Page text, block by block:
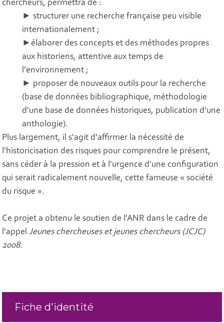
chercheurs, permettra de :
► structurer une recherche française peu visible
internationalement ;
►élaborer des concepts et des méthodes propres
aux historiens, attentive aux temps de
l'environnement ;
► proposer de nouveaux outils pour la recherche
(base de données bibliographique, méthodologie
d'une base de données historiques, publication d'une
anthologie).
Plus largement, il s'agit d'affirmer la nécessité de
l'historicisation des risques pour comprendre le présent,
sans céder à la pression et à l'urgence d'une configuration
qui serait radicalement nouvelle, cette fameuse « société
du risque ».
Ce projet a obtenu le soutien de l'ANR dans le cadre de
l'appelJeunes chercheuses et jeunes chercheurs (JCJC)
2008.
Fiche d'identité